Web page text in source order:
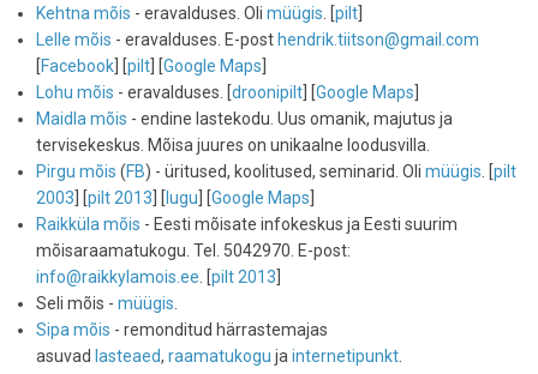
Kehtna mõis - eravalduses. Oli müügis. [pilt
Lelle mõis - eravalduses. E-post hendrik.tiitson@gmail.com
[Facebook ] [pilt ] [Google Maps
Lohu mõis - eravalduses. [droonipilt ] [Google Maps
Maidla mõis - endine lastekodu. Uus omanik, majutus ja
tervisekeskus. Mõisa juures on unikaalne loodusvilla.
Pirgu mõis (FB) - üritused, koolitused, seminarid. Oli müügis. [pilt
2003 ] [pilt 2013 ] [ lugu ] [Google Maps
Raikküla mõis - Eesti mõisate infokeskus ja Eesti suurim
mõisaraamatukogu. Tel. 5042970. E-post:
info@raikkylamois.ee. [pilt 2013
Seli mõis - müügis.
Sipa mõis - remonditud härrastemajas
asuvad lasteaed, raamatukogu jainternetipunkt.